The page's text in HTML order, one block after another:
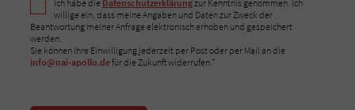
Ich habe die Datenschutzerklärungzur Kenntnis genommen. Ich
willige ein, dass meine Angaben und Daten zur Zweck der
Beantwortung meiner Anfrage elektronisch erhoben und gespeichert
werden.
Sie können Ihre Einwilligung jederzeit per Post oder per Mail an die
info@nai-apollo.defür die Zukunft widerrufen.*